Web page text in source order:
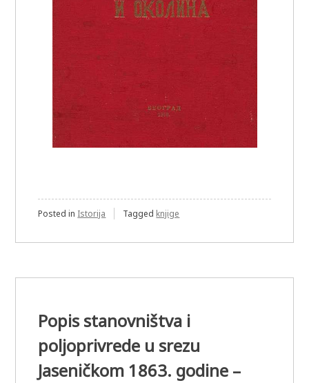
Posted in Istorija Tagged knjige
Popis stanovništva i
poljoprivrede u srezu
Jaseničkom 1863. godine –